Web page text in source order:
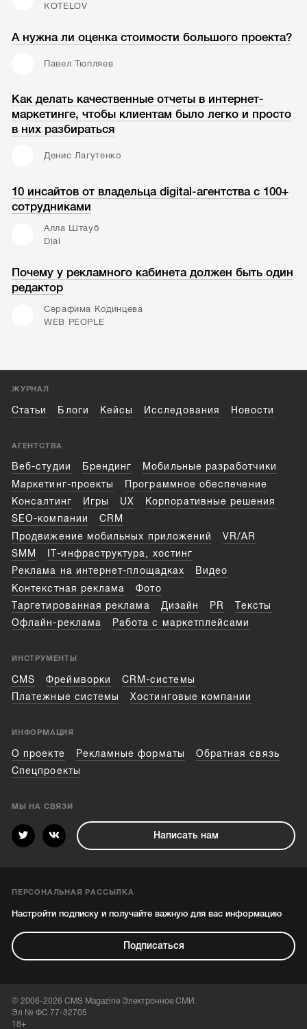
KOTELOV
А нужна ли оценка стоимости большого проекта?
Павел Тюпляев
Как делать качественные отчеты в интернет-
маркетинге, чтобы клиентам было легко и просто
в них разбираться
Денис Лагутенко
10 инсайтов от владельца digital-агентства с 100+
сотрудниками
Алла Штауб
Dial
Почему у рекламного кабинета должен быть один
редактор
Серафима Кодинцева
WEB PEOPLE
ЖУРНАЛ
Статьи Блоги Кейсы Исследования Новости
АГЕНТСТВА
Веб-студии Брендинг
Мобильные разработчики
Маркетинг-проекты
Программное обеспечение
Консалтинг
Игры UX
Корпоративные решения
SEO-компании
CRM
Продвижение мобильных приложений
VR/AR
SMM
IT-инфраструктура, хостинг
Реклама на интернет-площадках
Видео
Контекстная реклама
Фото
Таргетированная реклама
Дизайн PR
Тексты
Офлайн-реклама
Работа с маркетплейсами
ИНСТРУМЕНТЫ
CMS Фреймворки
CRM-системы
Платежные системы
Хостинговые компании
ИНФОРМАЦИЯ
О проекте Рекламные форматы
Обратная связь
Спецпроекты
МЫ НА СВЯЗИ
Написать нам
ПЕРСОНАЛЬНАЯ РАССЫЛКА
Настройти подписку и получайте важную для вас информацию
Подписаться
© 2006-2026 CMS Magazine Электронное СМИ.
Эл № ФС 77-32705
18+